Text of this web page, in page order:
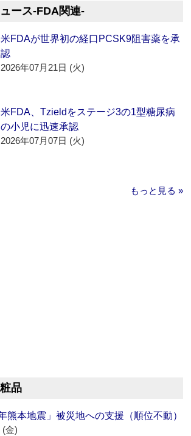
ース‐FDA関連‐
米FDAが世界初の経口PCSK9阻害薬を承
認
2026年07月21日 (火)
米FDA、Tzieldをステージ3の1型糖尿病
の小児に迅速承認
2026年07月07日 (火)
もっと見る »
品
熊本地震」被災地への支援（順位不動）
(金)